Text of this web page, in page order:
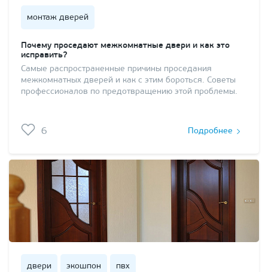
монтаж дверей
Почему проседают межкомнатные двери и как это
исправить?
Самые распространенные причины проседания
межкомнатных дверей и как с этим бороться. Советы
профессионалов по предотвращению этой проблемы.
6 Подробнее
двери экошпон пвх